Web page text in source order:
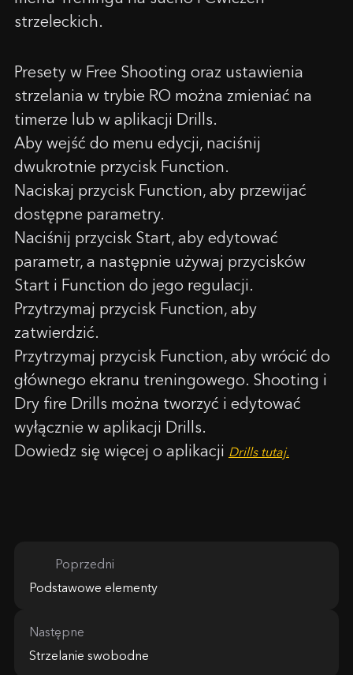
strzeleckich.
Presety w Free Shooting oraz ustawienia
strzelania w trybie RO można zmieniać na
timerze lub w aplikacji Drills.
Aby wejść do menu edycji, naciśnij
dwukrotnie przycisk Function.
Naciskaj przycisk Function, aby przewijać
dostępne parametry.
Naciśnij przycisk Start, aby edytować
parametr, a następnie używaj przycisków
Start i Function do jego regulacji.
Przytrzymaj przycisk Function, aby
zatwierdzić.
Przytrzymaj przycisk Function, aby wrócić do
głównego ekranu treningowego. Shooting i
Dry fire Drills można tworzyć i edytować
wyłącznie w aplikacji Drills.
Dowiedz się więcej o aplikacji Drills tutaj.
Poprzedni
Podstawowe elementy
Następne
Strzelanie swobodne
Kupon został aktywowany!
18.44$ 0,00$
Gratulacje, otrzymasz darmową skrzynkę z Siliconem
podczas zamawiania SG Timer!
Dodaj SG Timer do koszyka i wybierz kolor litery w
koszyku.
OK
SKONTAKTUJ SIĘ Z NAMI
E-mail
Wiadomość
Uwaga: Zmiana kraju na
Czy rozumieją Państwo te warunki i chcą
kontynuować?
ANULUJ